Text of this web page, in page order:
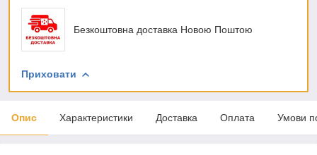
Безкоштовна доставка Новою Поштою
Приховати
Опис Характеристики Доставка Оплата Умови